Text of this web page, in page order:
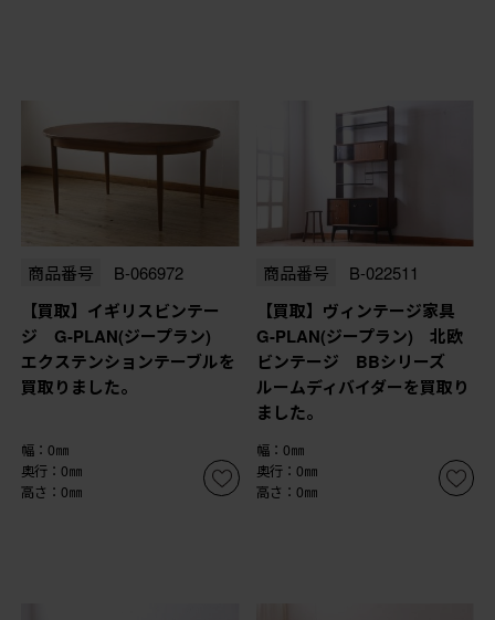
商品番号 B-066972
【買取】イギリスビンテー
ジ G-PLAN(ジープラン)
エクステンションテーブルを
買取りました。
幅：0㎜
奥行：0㎜
高さ：0㎜
商品番号 B-022511
【買取】ヴィンテージ家具
G-PLAN(ジープラン) 北欧
ビンテージ BBシリーズ
ルームディバイダーを買取り
ました。
幅：0㎜
奥行：0㎜
高さ：0㎜